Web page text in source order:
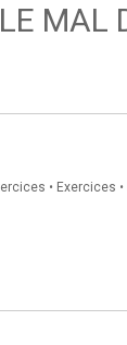
MAL
• Exercices •